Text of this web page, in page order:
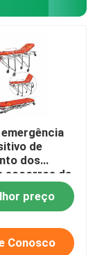
de
dos
socorros da
92cm
preço
Conosco